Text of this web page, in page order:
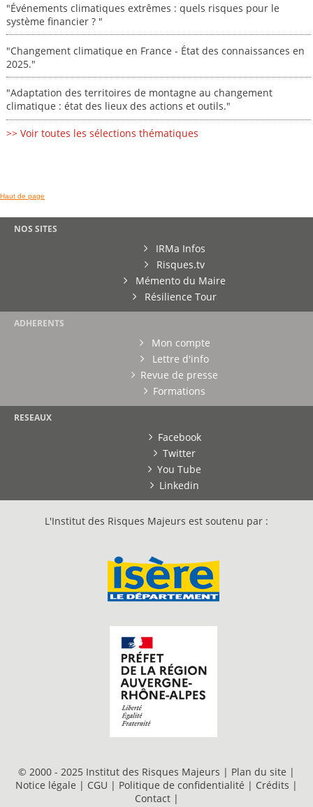
"Événements climatiques extrêmes : quels risques pour le
système financier ? "
"Changement climatique en France - État des connaissances en
2025."
"Adaptation des territoires de montagne au changement
climatique : état des lieux des actions et outils."
>> Voir toutes les sélections thématiques
Haut de page
NOS SITES
IRMa Infos
Risques.tv
Mémento du Maire
Résilience Tour
ADHERENTS
Mon compte
Lettre d'info
Revue de presse
Formations
RESEAUX
Facebook
Twitter
You Tube
Linkedin
L'Institut des Risques Majeurs est soutenu par :
© 2000 - 2025 Institut des Risques Majeurs | Plan du site |
Notice légale | CGU | Politique de confidentialité | Crédits |
Contact |